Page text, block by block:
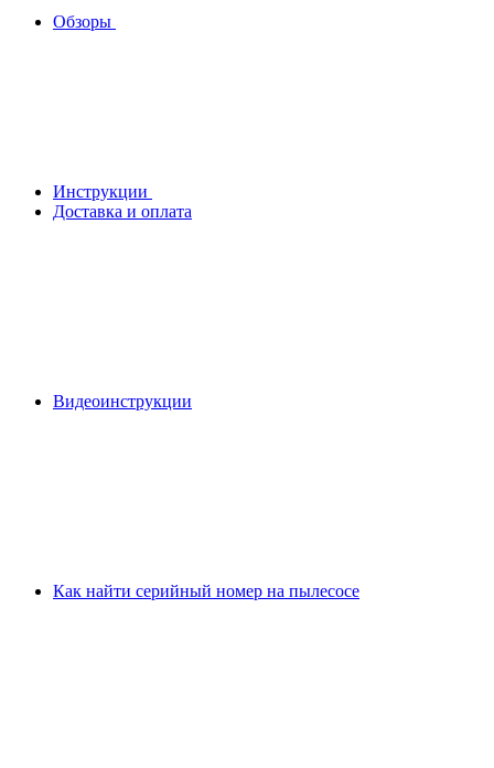
Обзоры
Инструкции
Доставка и оплата
Видеоинструкции
Как найти серийный номер на пылесосе